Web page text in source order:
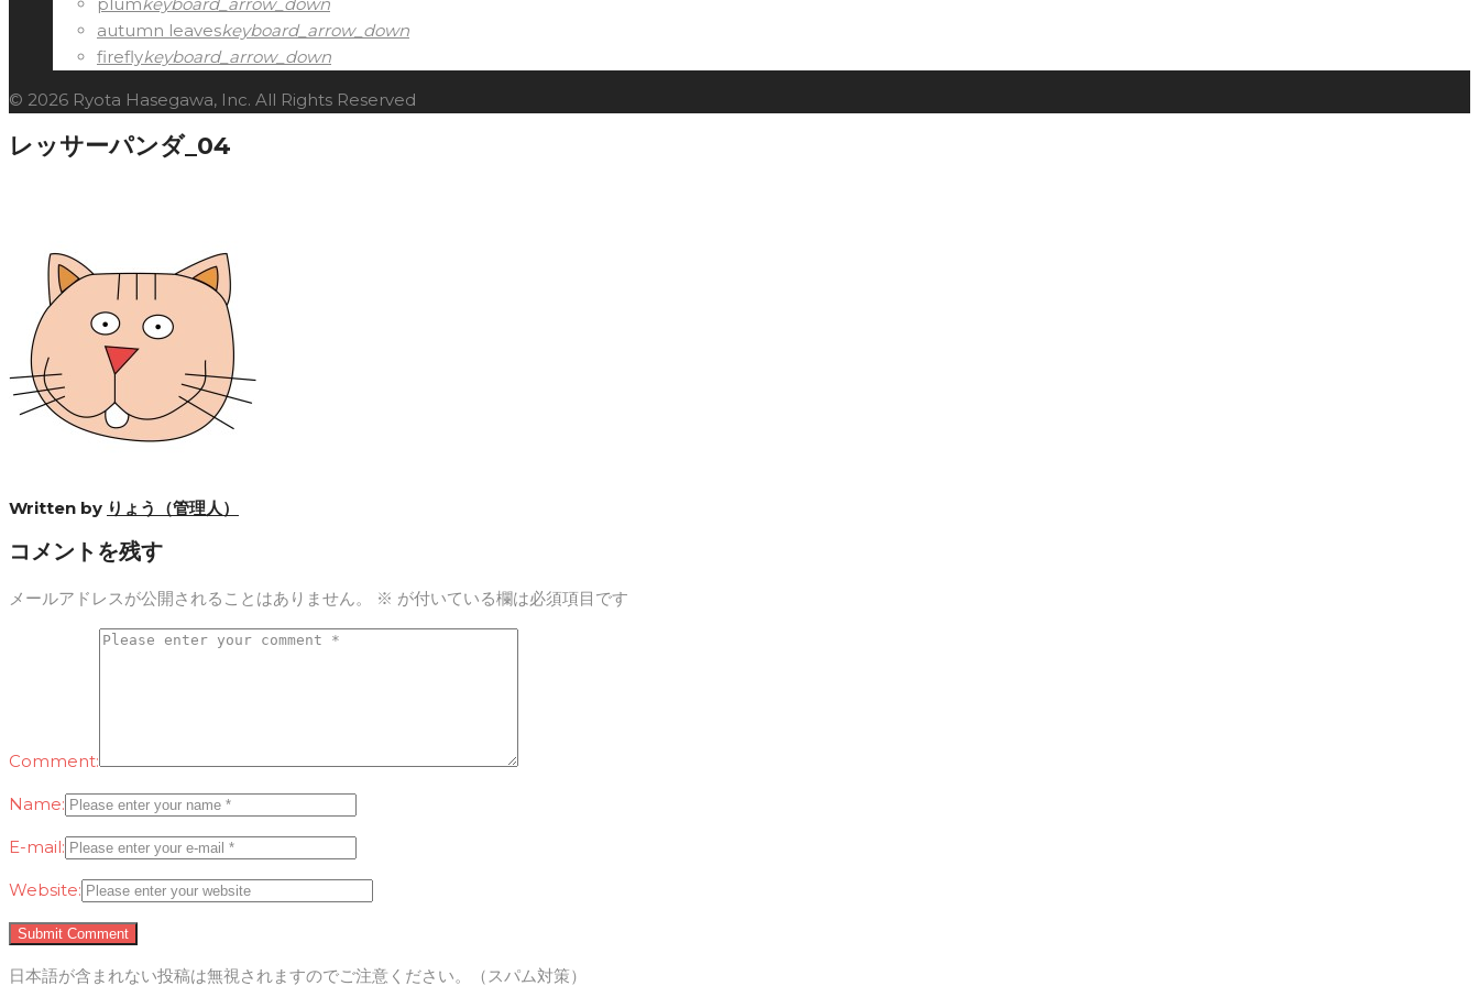
autumn leaveskeyboard_arrow_down
fireflykeyboard_arrow_down
© 2026 Ryota Hasegawa, Inc. All Rights Reserved
レッサーパンダ_04
Written by りょう（管理人）
コメントを残す
メールアドレスが公開されることはありません。 ※ が付いている欄は必須項目です
Comment:
Name:
E-mail:
Website:
日本語が含まれない投稿は無視されますのでご注意ください。（スパム対策）